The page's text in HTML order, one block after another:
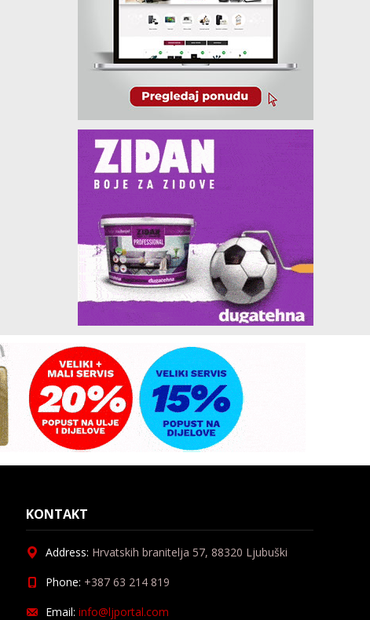
KONTAKT
Address: Hrvatskih branitelja 57, 88320 Ljubuški
Phone: +387 63 214 819
Email: info@ljportal.com